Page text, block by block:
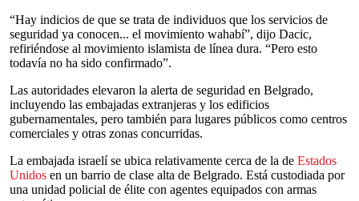
“Hay indicios de que se trata de individuos que los servicios de
seguridad ya conocen... el movimiento wahabí”, dijo Dacic,
refiriéndose al movimiento islamista de línea dura. “Pero esto
todavía no ha sido confirmado”.
Las autoridades elevaron la alerta de seguridad en Belgrado,
incluyendo las embajadas extranjeras y los edificios
gubernamentales, pero también para lugares públicos como centros
comerciales y otras zonas concurridas.
La embajada israelí se ubica relativamente cerca de la de Estados
Unidos en un barrio de clase alta de Belgrado. Está custodiada por
una unidad policial de élite con agentes equipados con armas